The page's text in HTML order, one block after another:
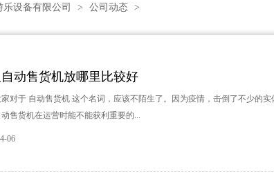
设备有限公司 > 公司动态 >
动售货机放哪里比较好
对于 自动售货机 这个名词，应该不陌生了。因为疫情，击倒了不少的
售货机在运营时能不能获利重要的...
06